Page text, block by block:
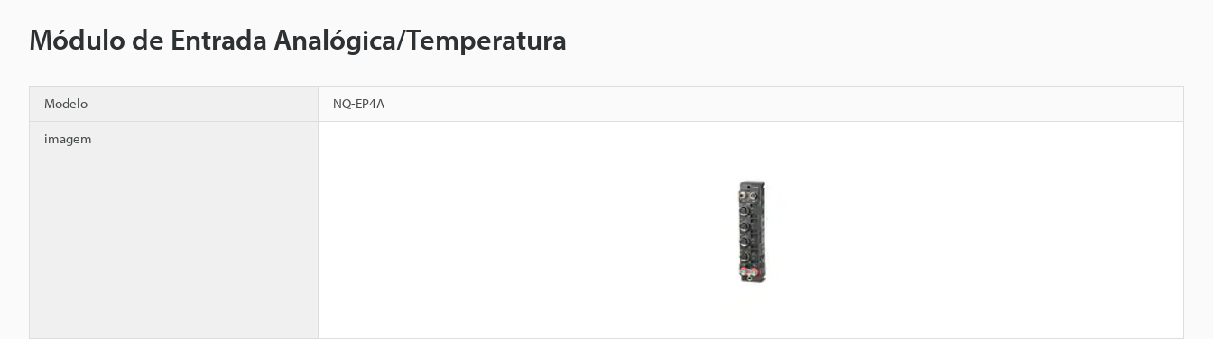
Módulo de Entrada Analógica/Temperatura
Modelo NQ-EP4A
imagem